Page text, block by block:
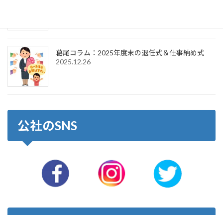
葛尾コラム：2025年度末の退任式＆仕事納め式
2025.12.26
公社のSNS